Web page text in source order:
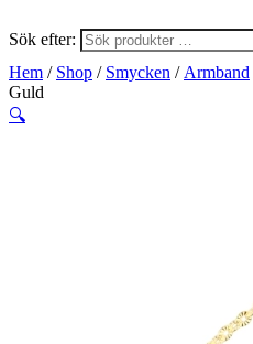
Sök efter:
Hem / Shop / Smycken / Armband
Guld
🔍